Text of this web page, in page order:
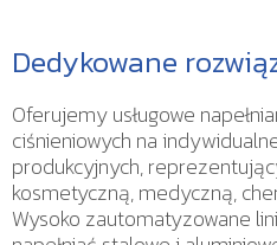
Dedykowane
Oferujemy usługowe
ciśnieniowych na
produkcyjnych,
kosmetyczną, medyczną,
Wysoko zautomatyzowane